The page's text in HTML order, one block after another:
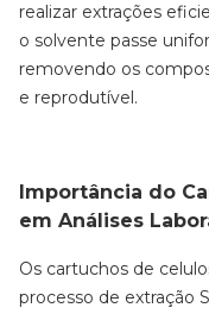
realizar extrações
o solvente passe
removendo os
e reprodutível.
Importância do
em Análises
Os cartuchos de
processo de extração